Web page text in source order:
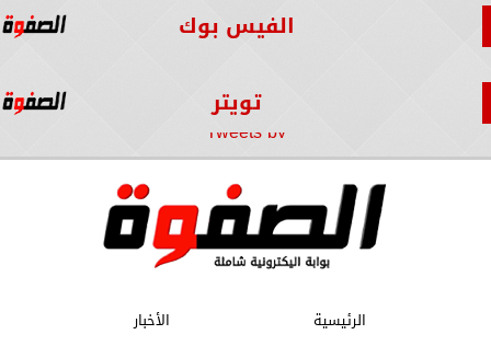
الفيس بوك
تويتر
Tweets by
الرئيسية
الأخبار